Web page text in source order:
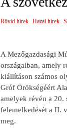
Rövid hírek Hazai hírek
A Mezőgazdasági
országaiban, amely
kiállításon számos
Gróf Örökségéért
amelyek révén a 20.
felemelkedését a II.
meg.